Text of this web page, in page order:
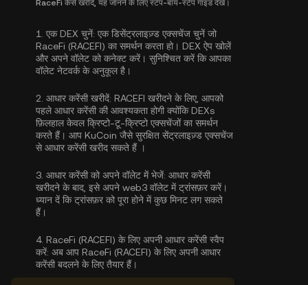
RaceFi कैसे खरीदें, यह जानने के लिए स्टेप-बाय-स्टेप गाइड देखें।
1. एक DEX चुनें: एक डिसेंट्रलाइज़्ड एक्सचेंज चुनें जो
RaceFi (RACEFI) का समर्थन करता हो। DEX ऐप खोलें
और अपने वॉलेट को कनेक्ट करें। सुनिश्चित करें कि आपका
वॉलेट नेटवर्क के अनुकूल है।
2. आधार करेंसी खरीदें: RACEFI खरीदने के लिए, आपको
पहले आधार करेंसी की आवश्यकता होगी क्योंकि DEXs
फ़िलहाल केवल क्रिप्टो-टू-क्रिप्टो एक्सचेंजों का समर्थन
करते हैं। आप KuCoin जैसे सुरक्षित सेंट्रलाइज़्ड एक्सचेंज
सेआधार करेंसी खरीद सकते हैं ।
3. आधार करेंसी को अपने वॉलेट में भेजें: आधार करेंसी
खरीदने के बाद, इसे अपने web3 वॉलेट में ट्रांसफ़र करें।
ध्यान दें कि ट्रांसफ़र को पूरा होने में कुछ मिनट लग सकते
हैं।
4. RaceFi (RACEFI) के लिए अपनी आधार करेंसी स्वैप
करें: अब आप RaceFi (RACEFI) के लिए अपनी आधार
करेंसी बदलने के लिए तैयार हैं।